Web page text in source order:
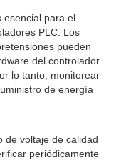
esencial para el
PLC. Los
pueden
del controlador
lo tanto, monitorear
de energía
de voltaje de calidad
periódicamente